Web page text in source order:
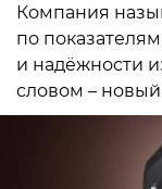
Компания
по
и надёжности
словом –